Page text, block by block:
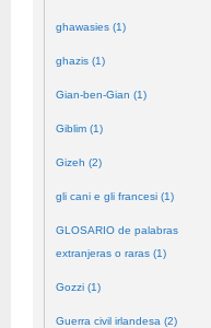
ghawasies (1)
ghazis (1)
Gian-ben-Gian (1)
Giblim (1)
Gizeh (2)
gli cani e gli francesi (1)
GLOSARIO de palabras
extranjeras o raras (1)
Gozzi (1)
Guerra civil irlandesa (2)